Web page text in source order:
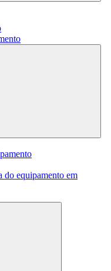
do equipamento em